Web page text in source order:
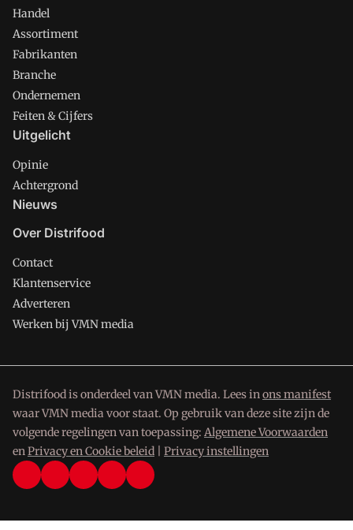
Handel
Assortiment
Fabrikanten
Branche
Ondernemen
Feiten & Cijfers
Uitgelicht
Opinie
Achtergrond
Nieuws
Over Distrifood
Contact
Klantenservice
Adverteren
Werken bij VMN media
Distrifood is onderdeel van VMN media. Lees inons manifest
waar VMN media voor staat. Op gebruik van deze site zijn de
volgende regelingen van toepassing: Algemene Voorwaarden
enPrivacy en Cookie beleid Privacy instellingen